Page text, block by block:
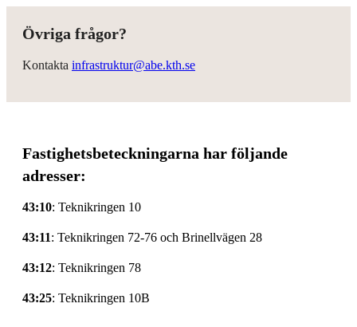
Övriga frågor?
Kontakta infrastruktur@abe.kth.se
Fastighetsbeteckningarna har följande
adresser:
43:10: Teknikringen 10
43:11: Teknikringen 72-76 och Brinellvägen 28
43:12: Teknikringen 78
43:25: Teknikringen 10B